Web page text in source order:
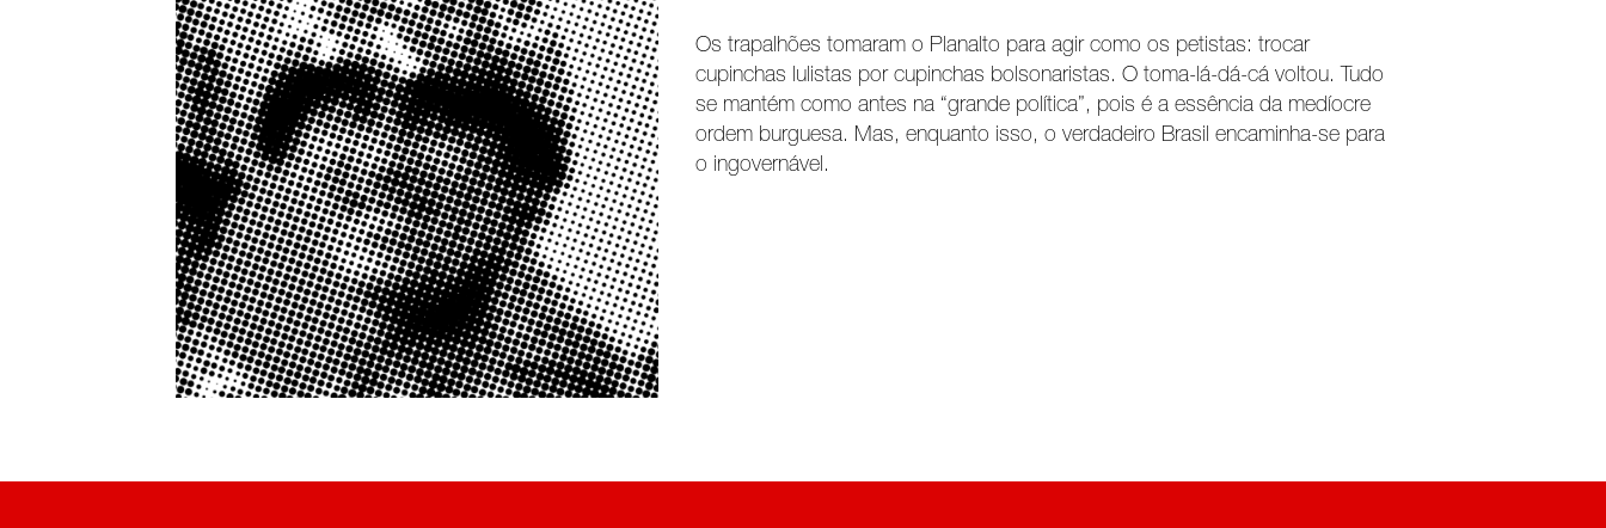
Os trapalhões tomaram o Planalto para agir como os petistas: trocar
cupinchas lulistas por cupinchas bolsonaristas. O toma-lá-dá-cá voltou. Tudo
se mantém como antes na “grande política”, pois é a essência da medíocre
ordem burguesa. Mas, enquanto isso, o verdadeiro Brasil encaminha-se para
o ingovernável.